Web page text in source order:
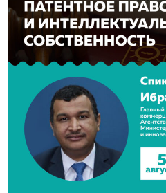
+99890 319 23 51